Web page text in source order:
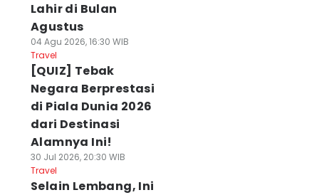
Lahir di Bulan
Agustus
04 Agu 2026, 16:30 WIB
Travel
[QUIZ] Tebak
Negara Berprestasi
di Piala Dunia 2026
dari Destinasi
Alamnya Ini!
30 Jul 2026, 20:30 WIB
Travel
Selain Lembang, Ini